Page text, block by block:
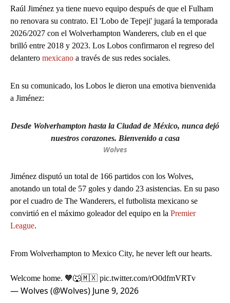
Raúl Jiménez ya tiene nuevo equipo después de que el Fulham
no renovara su contrato. El 'Lobo de Tepeji' jugará la temporada
2026/2027 con el Wolverhampton Wanderers, club en el que
brilló entre 2018 y 2023. Los Lobos confirmaron el regreso del
delantero mexicano a través de sus redes sociales.
En su comunicado, los Lobos le dieron una emotiva bienvenida
a Jiménez:
Desde Wolverhampton hasta la Ciudad de México, nunca dejó
nuestros corazones. Bienvenido a casa
Wolves
Jiménez disputó un total de 166 partidos con los Wolves,
anotando un total de 57 goles y dando 23 asistencias. En su paso
por el cuadro de The Wanderers, el futbolista mexicano se
convirtió en el máximo goleador del equipo en la Premier
League.
From Wolverhampton to Mexico City, he never left our hearts.
Welcome home. 🧡🐺🇲🇽 pic.twitter.com/rO0dfmVRTv
— Wolves (@Wolves) June 9, 2026